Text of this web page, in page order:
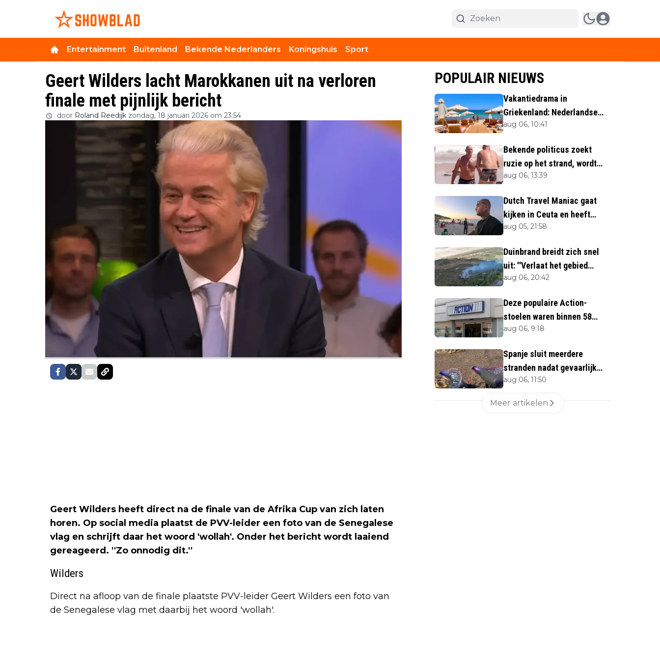
Entertainment Buitenland Bekende Nederlanders Koningshuis Sport
Geert Wilders lacht Marokkanen uit na verloren
finale met pijnlijk bericht
door Roland Reedijk zondag, 18 januari 2026 om 23:54
Geert Wilders heeft direct na de finale van de Afrika Cup van zich laten
horen. Op social media plaatst de PVV-leider een foto van de Senegalese
vlag en schrijft daar het woord 'wollah'. Onder het bericht wordt laaiend
gereageerd. ''Zo onnodig dit.''
Wilders
Direct na afloop van de finale plaatste PVV-leider Geert Wilders een foto van
de Senegalese vlag met daarbij het woord 'wollah'.
POPULAIR NIEUWS
Vakantiedrama in
Griekenland: Nederlandse
(40) omgekomen
aug 06, 10:41
Bekende politicus zoekt
ruzie op het strand, wordt
neergemaaid
aug 06, 13:39
Dutch Travel Maniac gaat
kijken in Ceuta en heeft
twijfels bij berichtgeving
aug 05, 21:58
Duinbrand breidt zich snel
uit: ''Verlaat het gebied
direct''
aug 06, 20:42
Deze populaire Action-
stoelen waren binnen 58
minuten uitverkocht zijn
aug 06, 9:18
Spanje sluit meerdere
stranden nadat gevaarlijk
zeedier opduikt
aug 06, 11:50
Meer artikelen